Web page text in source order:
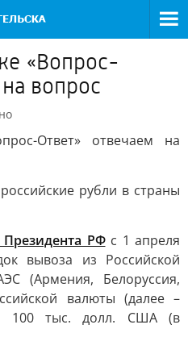
«Вопрос-
вопрос
Ответ» отвечаем на
рубли в страны
Президента РФс 1 апреля
вывоза из Российской
(Армения, Белоруссия,
валюты (далее –
100 тыс. долл. США (в